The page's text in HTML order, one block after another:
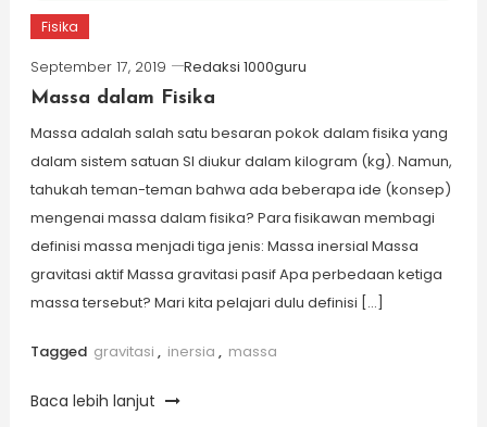
Fisika
September 17, 2019
Redaksi 1000guru
Massa dalam Fisika
Massa adalah salah satu besaran pokok dalam fisika yang
dalam sistem satuan SI diukur dalam kilogram (kg). Namun,
tahukah teman-teman bahwa ada beberapa ide (konsep)
mengenai massa dalam fisika? Para fisikawan membagi
definisi massa menjadi tiga jenis: Massa inersial Massa
gravitasi aktif Massa gravitasi pasif Apa perbedaan ketiga
massa tersebut? Mari kita pelajari dulu definisi […]
Tagged gravitasi , inersia , massa
Baca lebih lanjut